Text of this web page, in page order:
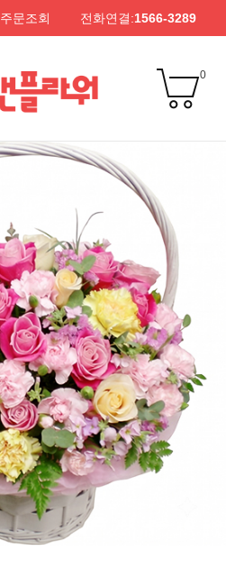
주문조회 전화연결:1566-3289
0